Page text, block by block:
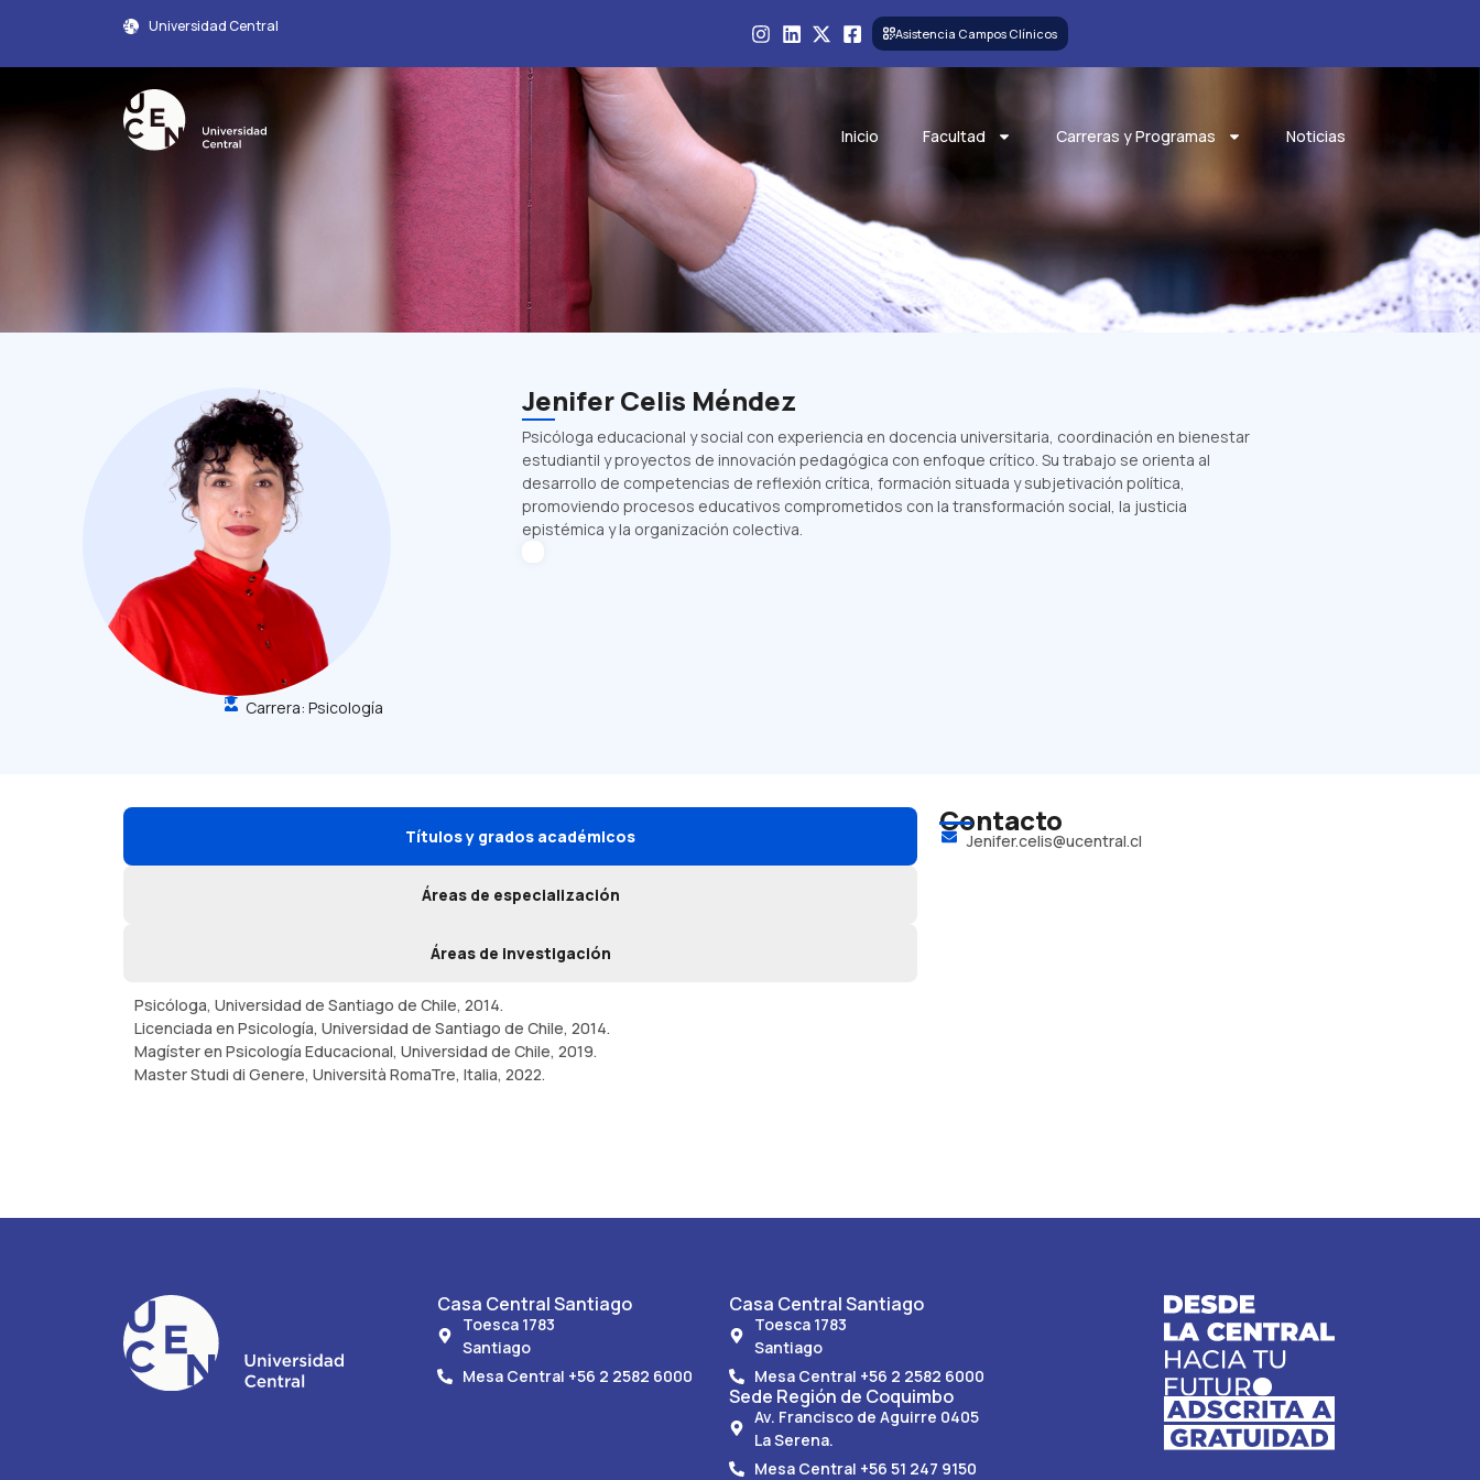
Universidad Central Asistencia Campos Clínicos
Inicio Facultad Carreras y Programas Noticias
Perfil Académico
Carrera:Psicología
Jenifer Celis Méndez
Psicóloga educacional y social con experiencia en docencia universitaria, coordinación en bienestar
estudiantil y proyectos de innovación pedagógica con enfoque crítico. Su trabajo se orienta al
desarrollo de competencias de reflexión crítica, formación situada y subjetivación política,
promoviendo procesos educativos comprometidos con la transformación social, la justicia
epistémica y la organización colectiva.
Títulos y grados académicos
Áreas de especialización
Áreas de investigación
Psicóloga, Universidad de Santiago de Chile, 2014.
Licenciada en Psicología, Universidad de Santiago de Chile, 2014.
Magíster en Psicología Educacional, Universidad de Chile, 2019.
Master Studi di Genere, Università RomaTre, Italia, 2022.
Contacto
Jenifer.celis@ucentral.cl
Casa Central Santiago
Toesca 1783
Santiago
Mesa Central +56 2 2582 6000
Casa Central Santiago
Toesca 1783
Santiago
Mesa Central +56 2 2582 6000
Sede Región de Coquimbo
Av. Francisco de Aguirre 0405
La Serena.
Mesa Central +56 51 247 9150